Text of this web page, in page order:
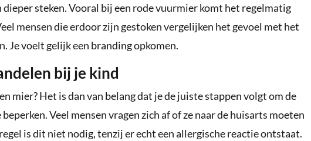
dieper steken. Vooral bij een rode vuurmier komt het regelmatig
mensen die erdoor zijn gestoken vergelijken het gevoel met het
Je voelt gelijk een branding opkomen.
bij je kind
mier? Het is dan van belang dat je de juiste stappen volgt om de
Veel mensen vragen zich af of ze naar de huisarts moeten
is dit niet nodig, tenzij er echt een allergische reactie ontstaat.